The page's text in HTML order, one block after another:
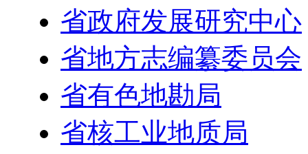
省政府发展研究中心
省地方志编纂委员会
省有色地勘局
省核工业地质局